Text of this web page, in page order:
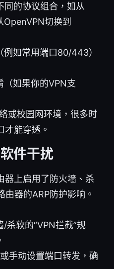
同的协议组合，如从
OpenVPN切换到
如常用端口80/443）
（如果你的VPN支
或校园网环境，很多时
才能穿透。
件干扰
器上启用了防火墙、杀
器的ARP防护影响。
杀软的“VPN拦截”规
手动设置端口转发，确